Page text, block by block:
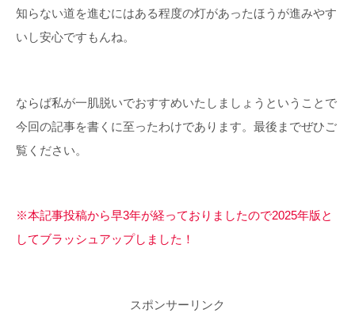
知らない道を進むにはある程度の灯があったほうが進みやす
いし安心ですもんね。
ならば私が一肌脱いでおすすめいたしましょうということで
今回の記事を書くに至ったわけであります。最後までぜひご
覧ください。
※本記事投稿から早3年が経っておりましたので2025年版と
してブラッシュアップしました！
スポンサーリンク